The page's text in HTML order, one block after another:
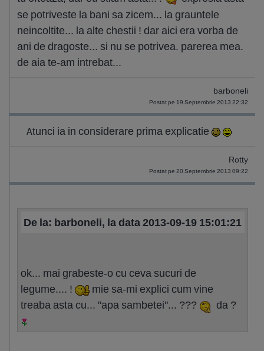
se potriveste la bani sa zicem... la grauntele
neincoltite... la alte chestii ! dar aici era vorba de
ani de dragoste... si nu se potrivea. parerea mea.
de aia te-am intrebat...
barboneli
Postat pe 19 Septembrie 2013 22:32
Atunci ia in considerare prima explicatie
Rotty
Postat pe 20 Septembrie 2013 09:22
De la: barboneli, la data 2013-09-19 15:01:21
ok... mai grabeste-o cu ceva sucuri de
legume.... !
mie sa-mi explici cum vine
treaba asta cu... "apa sambetei"... ???
da ?